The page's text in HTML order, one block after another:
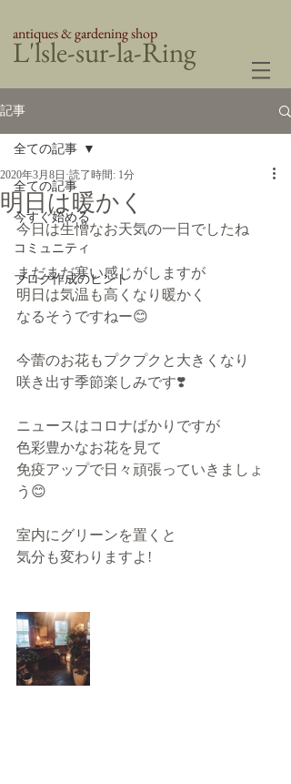
​L'lsle-sur-la-Ring
antiques & gardening shop
記事
全ての記事
今すぐ始める
コミュニティ
ブログ作成のヒント
全ての記事
明日は暖かく
2020年3月8日 読了時間: 1分
今日は生憎なお天気の一日でしたね
まだまだ寒い感じがしますが
明日は気温も高くなり暖かく
なるそうですねー😊
今蕾のお花もプクプクと大きくなり
咲き出す季節楽しみです❣️
ニュースはコロナばかりですが
色彩豊かなお花を見て
免疫アップで日々頑張っていきましょ
う😊
室内にグリーンを置くと
気分も変わりますよ!